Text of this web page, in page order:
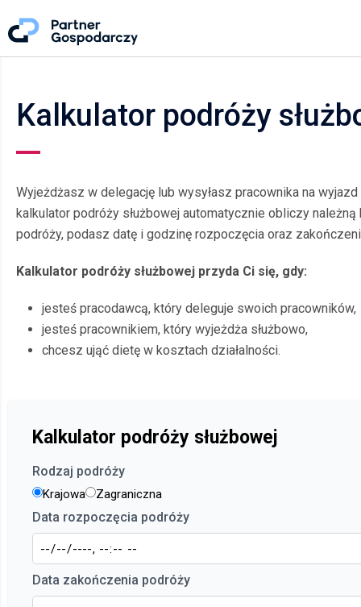
Kalkulator podróży
Wyjeżdżasz w delegację lub wysyłasz pracownika na
kalkulator podróży służbowej automatycznie obliczy
podróży, podasz datę i godzinę rozpoczęcia oraz
Kalkulator podróży służbowej przyda Ci się, gdy:
jesteś pracodawcą, który deleguje swoich pracowników,
jesteś pracownikiem, który wyjeżdża służbowo,
chcesz ująć dietę w kosztach działalności.
Kalkulator podróży służbowej
Rodzaj podróży
Krajowa Zagraniczna
Data rozpoczęcia podróży
Data zakończenia podróży